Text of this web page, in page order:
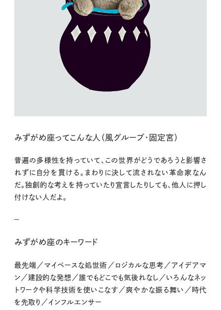
みずがめ座ってこんな人（風グループ・固定宮）
普遍の多様性を持っていて、この世界がどうであろうと影響さ
れずに自分を貫ける。まわりに決して流されない革命家なん
だ。独創的な考えを持っていたり宣言したりしても、他人に押し
付けない人だよ。
みずがめ座のキーワード
最先端／マイペースな処世術／ロジカルな思考／アイデアマ
ン／建設的な発想／誰でもどこでも気後れなし／いろんなネッ
トワークや科学技術を使いこなす／爽やかな振る舞い／時代
を先取り／インフルエンサー